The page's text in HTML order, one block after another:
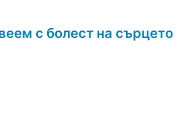
с болест на сърцето